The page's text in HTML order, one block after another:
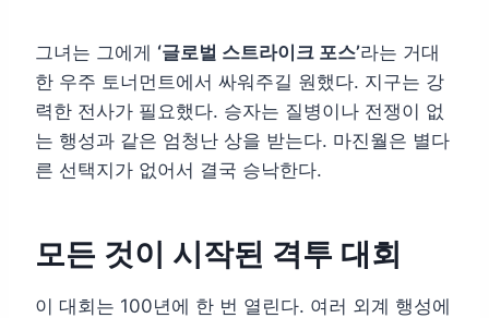
그녀는 그에게 ‘글로벌 스트라이크 포스’라는 거대
한 우주 토너먼트에서 싸워주길 원했다. 지구는 강
력한 전사가 필요했다. 승자는 질병이나 전쟁이 없
는 행성과 같은 엄청난 상을 받는다. 마진월은 별다
른 선택지가 없어서 결국 승낙한다.
모든 것이 시작된 격투 대회
이 대회는 100년에 한 번 열린다. 여러 외계 행성에